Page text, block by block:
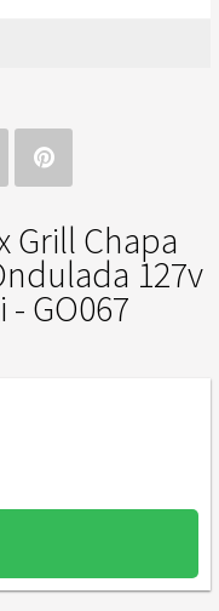
Grill Chapa
127v
GO067